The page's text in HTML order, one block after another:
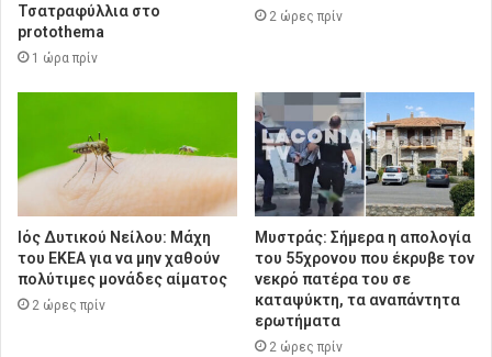
Τσατραφύλλια στο
protothema
1 ώρα πρίν
2 ώρες πρίν
Ιός Δυτικού Νείλου: Μάχη
του ΕΚΕΑ για να μην χαθούν
πολύτιμες μονάδες αίματος
2 ώρες πρίν
Μυστράς: Σήμερα η απολογία
του 55χρονου που έκρυβε τον
νεκρό πατέρα του σε
καταψύκτη, τα αναπάντητα
ερωτήματα
2 ώρες πρίν